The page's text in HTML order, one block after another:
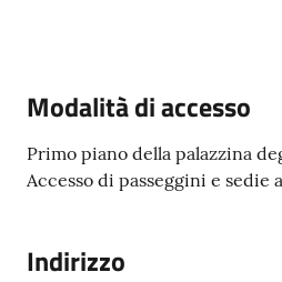
Seguici
su
Modalità di accesso
Primo piano della palazzina
Accesso di passeggini e sedie
Indirizzo